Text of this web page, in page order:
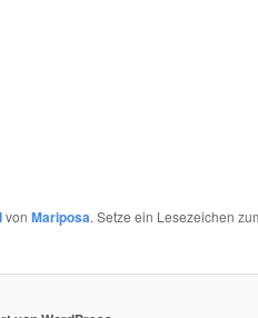
von Mariposa. Setze ein Lesezeichen